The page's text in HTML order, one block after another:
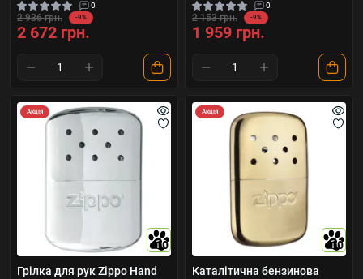
0
2 936 грн. -9%
2 672 грн.
0
2 153 грн. -9%
1 959 грн.
Акція
10
Грілка для рук Zippo Hand
Акція
10
Каталітична бензинова